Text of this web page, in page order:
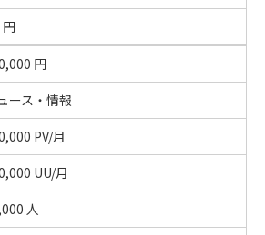
円
円
ース・情報
PV/月
UU/月
人